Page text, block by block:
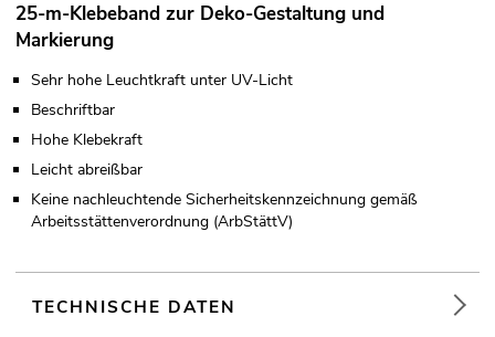
25-m-Klebeband zur Deko-Gestaltung und
Markierung
Sehr hohe Leuchtkraft unter UV-Licht
Beschriftbar
Hohe Klebekraft
Leicht abreißbar
Keine nachleuchtende Sicherheitskennzeichnung gemäß
Arbeitsstättenverordnung (ArbStättV)
TECHNISCHE DATEN